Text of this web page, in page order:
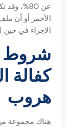
عن 80%،
الأحمر أو أن
الإجراء في حين
شروط
كفالة
هروب
هناك مجموعة